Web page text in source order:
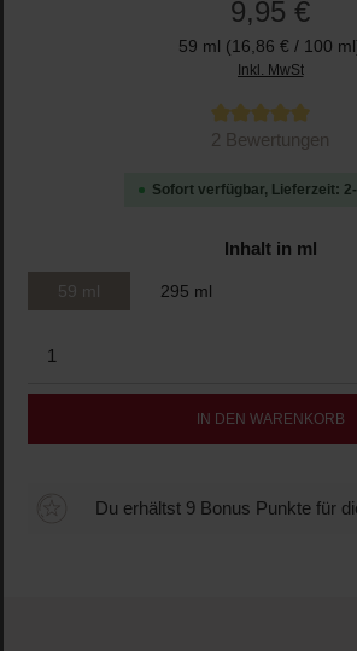
9,95 €
59 ml (16,86 € / 100
Inkl. MwSt
Durchschnittliche Bewertung von 5 von 5
2 Bewertungen
Sofort verfügbar, Lieferzeit: 2-
Inhalt in ml
59 ml 295 ml
Produkt Anzahl: Gib den
IN DEN WARENKORB
Du erhältst 9 Bonus Punkte für